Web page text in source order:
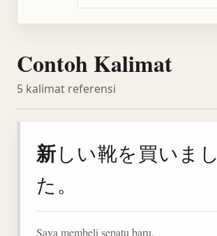
Contoh Kalimat
5 kalimat referensi
新しい靴を買いまし
た。
Saya membeli sepatu baru.